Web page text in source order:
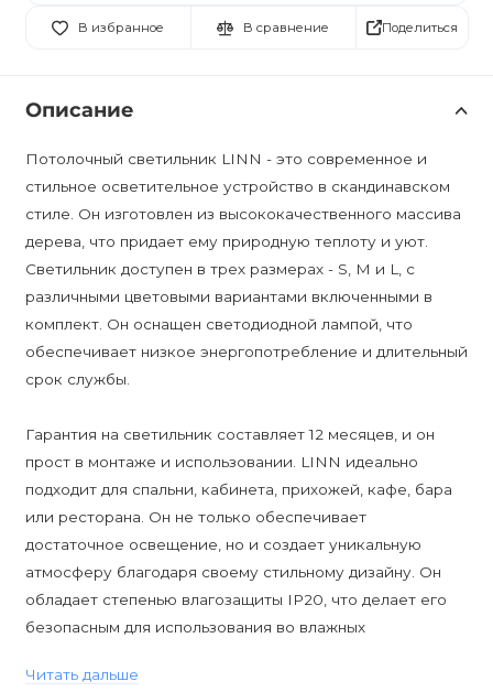
В избранное В сравнение Поделиться
Описание
Потолочный светильник LINN - это современное и
стильное осветительное устройство в скандинавском
стиле. Он изготовлен из высококачественного массива
дерева, что придает ему природную теплоту и уют.
Светильник доступен в трех размерах - S, M и L, с
различными цветовыми вариантами включенными в
комплект. Он оснащен светодиодной лампой, что
обеспечивает низкое энергопотребление и длительный
срок службы.
Гарантия на светильник составляет 12 месяцев, и он
прост в монтаже и использовании. LINN идеально
подходит для спальни, кабинета, прихожей, кафе, бара
или ресторана. Он не только обеспечивает
достаточное освещение, но и создает уникальную
атмосферу благодаря своему стильному дизайну. Он
обладает степенью влагозащиты IP20, что делает его
безопасным для использования во влажных
Читать дальше